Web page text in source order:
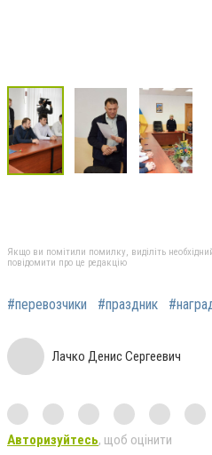
Якщо ви помітили помилку, виділіть
повідомити про це редакцію
#перевозчики #праздник
Лачко Денис Сергеевич
Авторизуйтесь, щоб оцінити